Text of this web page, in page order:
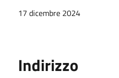
17 dicembre 2024
Indirizzo